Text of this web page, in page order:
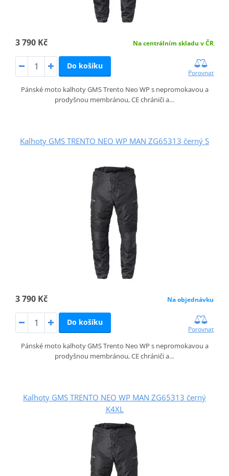
3 790 Kč Na centrálním skladu v ČR
Do košíku
Porovnat
Pánské moto kalhoty GMS Trento Neo WP s nepromokavou a
prodyšnou membránou, CE chrániči a…
Kalhoty GMS TRENTO NEO WP MAN ZG65313 černý S
3 790 Kč Na objednávku
Do košíku
Porovnat
Pánské moto kalhoty GMS Trento Neo WP s nepromokavou a
prodyšnou membránou, CE chrániči a…
Kalhoty GMS TRENTO NEO WP MAN ZG65313 černý
K4XL